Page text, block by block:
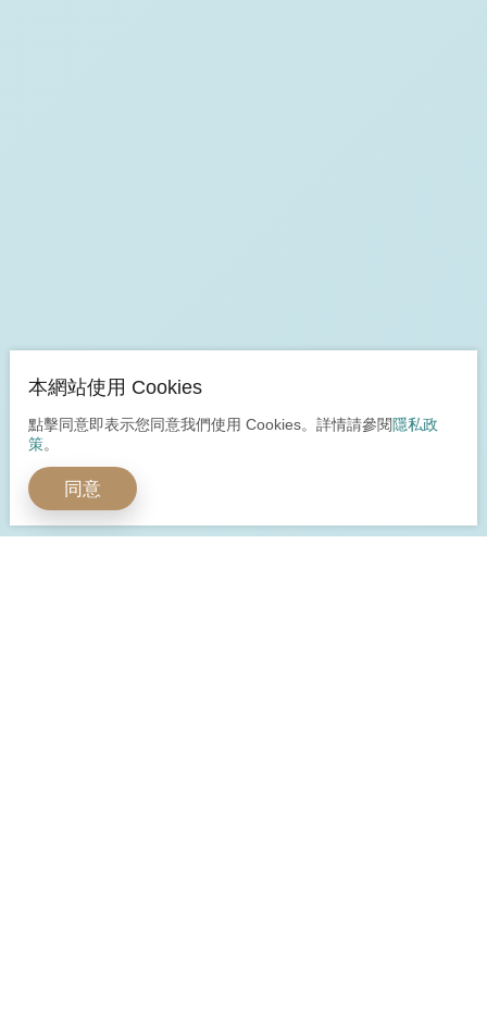
本網站使用 Cookies
點擊同意即表示您同意我們使用 Cookies。詳情請參閱隱私政
策。
同意